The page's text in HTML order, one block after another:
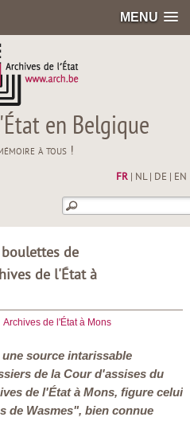
MENU
en Belgique
à tous !
FR| NL| DE EN
de
de l'État à
Archives de l'État à Mons
source intarissable
de la Cour d'assises du
de l'État à Mons, figure celui
de Wasmes", bien connue